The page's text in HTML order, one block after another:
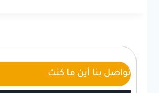
ديكور
خشب
الطائف
تواصل بنا أين ما كنت